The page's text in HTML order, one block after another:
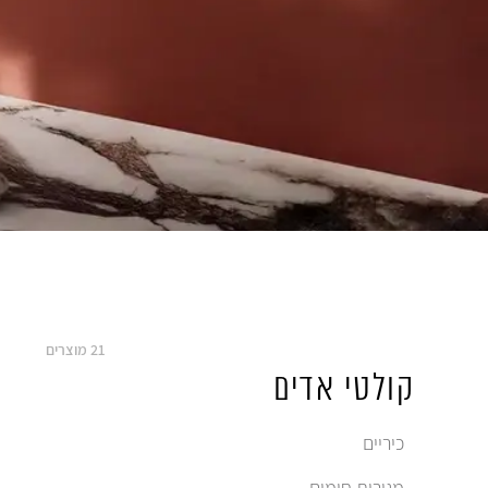
קולטי אדים
כיריים
21 מוצרים